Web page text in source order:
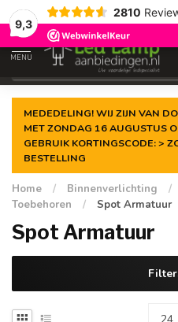
9,3
2810
Gegarandeerde delaagste
MENU
MEDEDELING! WIJ ZIJN VAN
MET ZONDAG 16 AUGUSTUS
GEBRUIK KORTINGSCODE: >
BESTELLING
Home / Binnenverlichting /
Toebehoren
/ Spot Armatuur
Spot Armatuur